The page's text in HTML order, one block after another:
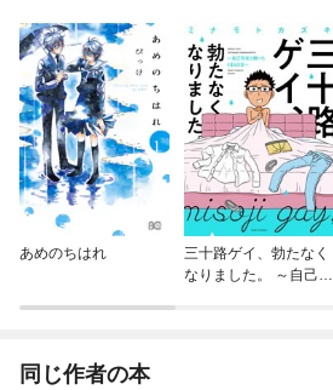
あめのちはれ
三十路ゲイ、勃たなく
なりました。 ～自己否
同じ作者の本